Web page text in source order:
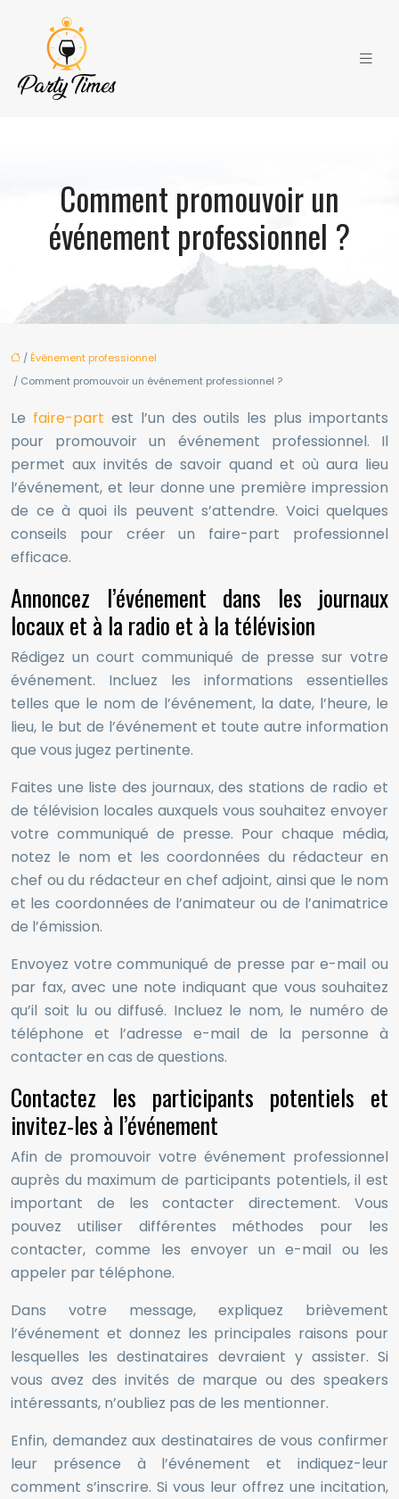
Comment promouvoir un
événement professionnel ?
/ Événement professionnel
/ Comment promouvoir un événement professionnel ?
Le faire-part est l’un des outils les plus importants
pour promouvoir un événement professionnel. Il
permet aux invités de savoir quand et où aura lieu
l’événement, et leur donne une première impression
de ce à quoi ils peuvent s’attendre. Voici quelques
conseils pour créer un faire-part professionnel
efficace.
Annoncez l’événement dans les journaux
locaux et à la radio et à la télévision
Rédigez un court communiqué de presse sur votre
événement. Incluez les informations essentielles
telles que le nom de l’événement, la date, l’heure, le
lieu, le but de l’événement et toute autre information
que vous jugez pertinente.
Faites une liste des journaux, des stations de radio et
de télévision locales auxquels vous souhaitez envoyer
votre communiqué de presse. Pour chaque média,
notez le nom et les coordonnées du rédacteur en
chef ou du rédacteur en chef adjoint, ainsi que le nom
et les coordonnées de l’animateur ou de l’animatrice
de l’émission.
Envoyez votre communiqué de presse par e-mail ou
par fax, avec une note indiquant que vous souhaitez
qu’il soit lu ou diffusé. Incluez le nom, le numéro de
téléphone et l’adresse e-mail de la personne à
contacter en cas de questions.
Contactez les participants potentiels et
invitez-les à l’événement
Afin de promouvoir votre événement professionnel
auprès du maximum de participants potentiels, il est
important de les contacter directement. Vous
pouvez utiliser différentes méthodes pour les
contacter, comme les envoyer un e-mail ou les
appeler par téléphone.
Dans votre message, expliquez brièvement
l’événement et donnez les principales raisons pour
lesquelles les destinataires devraient y assister. Si
vous avez des invités de marque ou des speakers
intéressants, n’oubliez pas de les mentionner.
Enfin, demandez aux destinataires de vous confirmer
leur présence à l’événement et indiquez-leur
comment s’inscrire. Si vous leur offrez une incitation,